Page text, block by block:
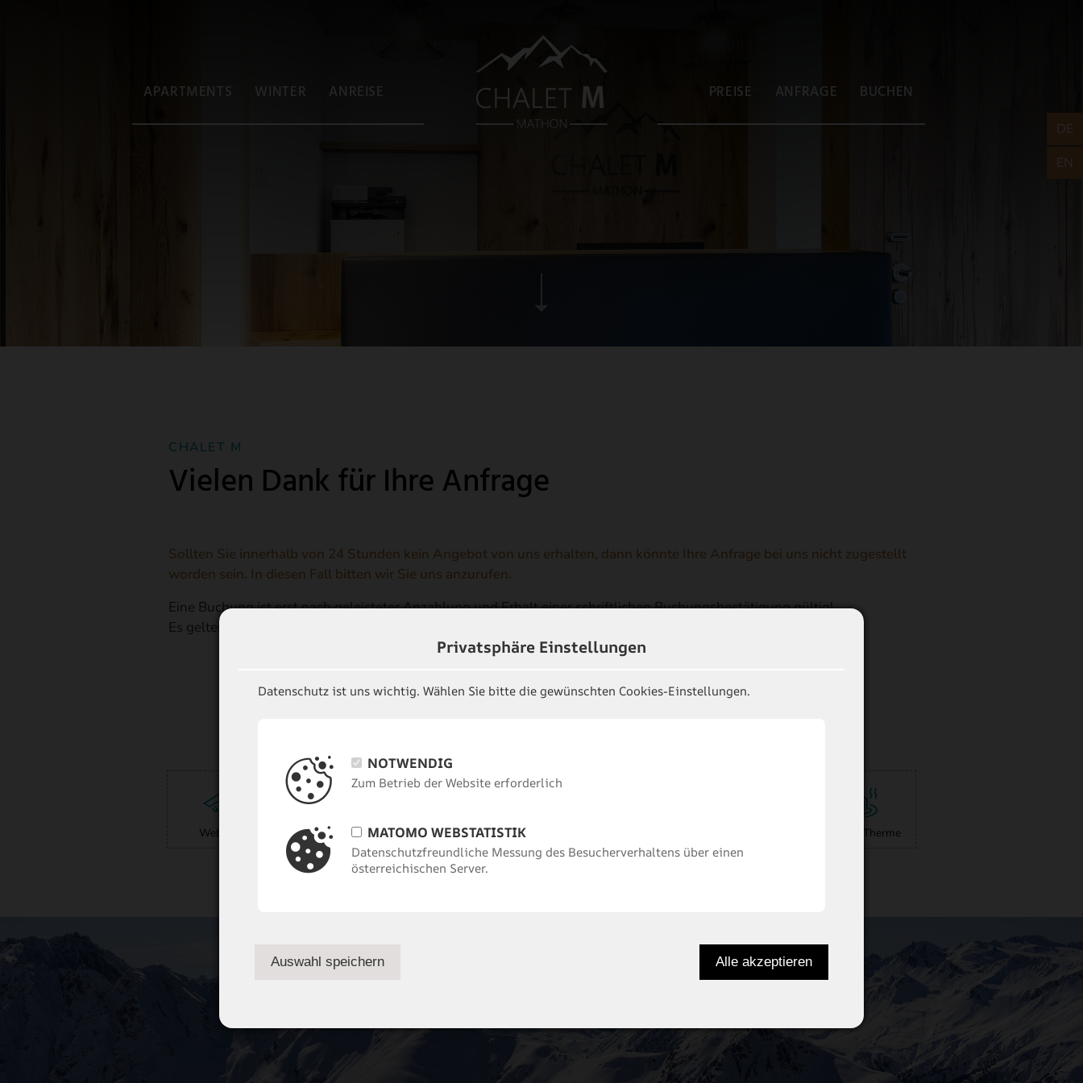
DE
EN
APARTMENTS WINTER ANREISE PREISE ANFRAGE BUCHEN
Vielen Dank für Ihre Anfrage
CHALET M
Sollten Sie innerhalb von 24 Stunden kein Angebot von uns erhalten, dann könnte Ihre Anfrage bei uns nicht zugestellt
worden sein. In diesen Fall bitten wir Sie uns anzurufen.
Eine Buchung ist erst nach geleisteter Anzahlung und Erhalt einer schriftlichen Buchungsbestätigung gültig!
Es gelten die allgemeinen Geschäftsbedingungen für die Hotellerie!
Webcams Wetter Skipreise Silvretta Therme
Privatsphäre Einstellungen
Datenschutz ist uns wichtig. Wählen Sie bitte die gewünschten Cookies-Einstellungen.
NOTWENDIG
Zum Betrieb der Website erforderlich
MATOMO WEBSTATISTIK
Datenschutzfreundliche Messung des Besucherverhaltens über einen
österreichischen Server.